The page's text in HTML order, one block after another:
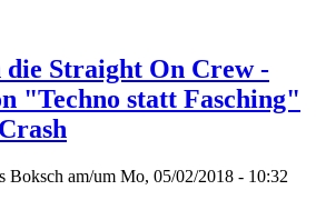
Straight On Crew -
"Techno statt Fasching"
Boksch am/um Mo, 05/02/2018 - 10:32